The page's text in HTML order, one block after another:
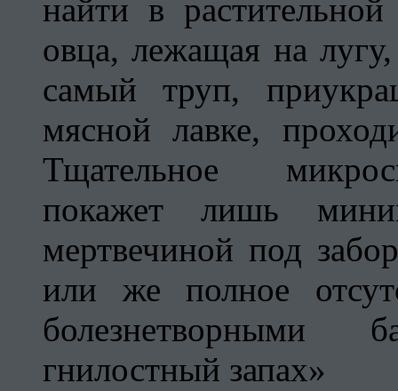
найти в
овца, лежащая на
самый труп,
мясной лавке,
Тщательное
покажет лишь
мертвечиной под
или же полное
болезнетворными
гнилостный запах»